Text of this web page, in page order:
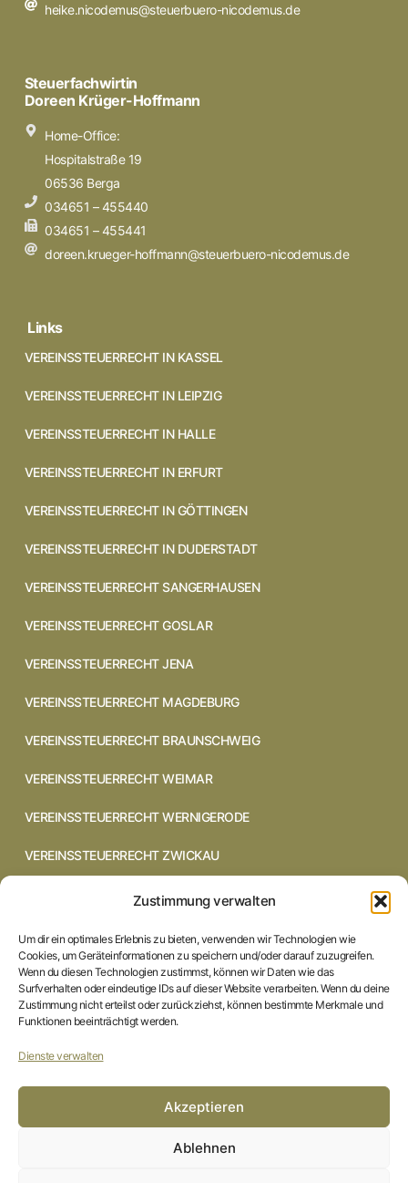
Zustimmung verwalten
Um dir ein optimales Erlebnis zu bieten, verwenden wir Technologien wie
Cookies, um Geräteinformationen zu speichern und/oder darauf zuzugreifen.
Wenn du diesen Technologien zustimmst, können wir Daten wie das
Surfverhalten oder eindeutige IDs auf dieser Website verarbeiten. Wenn du deine
Zustimmung nicht erteilst oder zurückziehst, können bestimmte Merkmale und
Funktionen beeinträchtigt werden.
Dienste verwalten
Akzeptieren
Ablehnen
heike.nicodemus@steuerbuero-nicodemus.de
Steuerfachwirtin
Doreen Krüger-Hoffmann
Home-Office:
Hospitalstraße 19
06536 Berga
034651 – 455440
034651 – 455441
doreen.krueger-hoffmann@steuerbuero-nicodemus.de
Links
VEREINSSTEUERRECHT IN KASSEL
VEREINSSTEUERRECHT IN LEIPZIG
VEREINSSTEUERRECHT IN HALLE
VEREINSSTEUERRECHT IN ERFURT
VEREINSSTEUERRECHT IN GÖTTINGEN
VEREINSSTEUERRECHT IN DUDERSTADT
VEREINSSTEUERRECHT SANGERHAUSEN
VEREINSSTEUERRECHT GOSLAR
VEREINSSTEUERRECHT JENA
VEREINSSTEUERRECHT MAGDEBURG
VEREINSSTEUERRECHT BRAUNSCHWEIG
VEREINSSTEUERRECHT WEIMAR
VEREINSSTEUERRECHT WERNIGERODE
VEREINSSTEUERRECHT ZWICKAU
VEREINSSTEUERRECHT CHEMNITZ
VEREINSSTEUERRECHT DRESDEN
VEREINSSTEUERRECHT COTTBUS
VEREINSSTEUERRECHT IN BRAUNSCHWEIG
STARTSEITE